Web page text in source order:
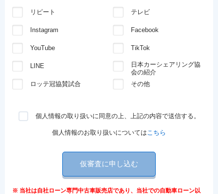
リピート テレビ
Instagram Facebook
YouTube TikTok
LINE
日本カーシェアリング協
会の紹介
ロッテ冠協賛試合
その他
個人情報の取り扱いに同意の上、上記の内容で送信する。
個人情報のお取り扱いについてはこちら
仮審査に申し込む
※ 当社は自社ローン専門中古車販売店であり、当社での自動車ローン以